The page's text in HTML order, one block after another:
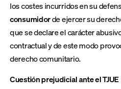
los costes incurridos en su
consumidorde ejercer su
que se declare el carácter
contractual y de este modo
derecho comunitario.
Cuestión prejudicial ante el TJUE